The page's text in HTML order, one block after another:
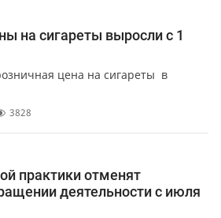
на сигареты выросли с 1
цена на сигареты в
3828
практики отменят
деятельности с июля